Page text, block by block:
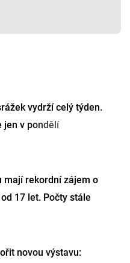
vydrží celý týden.
jen v pondělí
mají rekordní zájem o
17 let. Počty stále
novou výstavu: